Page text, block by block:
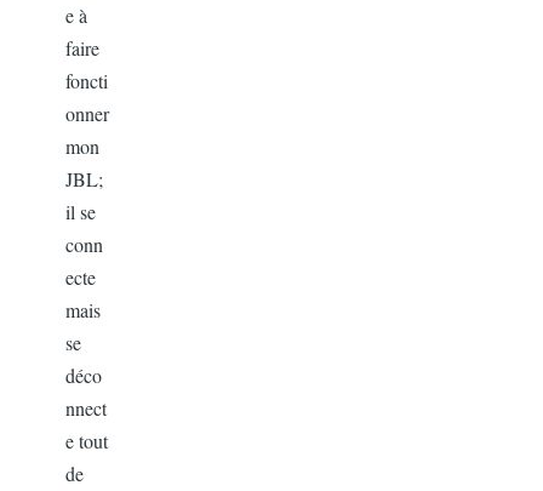
e à
faire
foncti
onner
mon
JBL;
il se
conn
ecte
mais
se
déco
nnect
e tout
de